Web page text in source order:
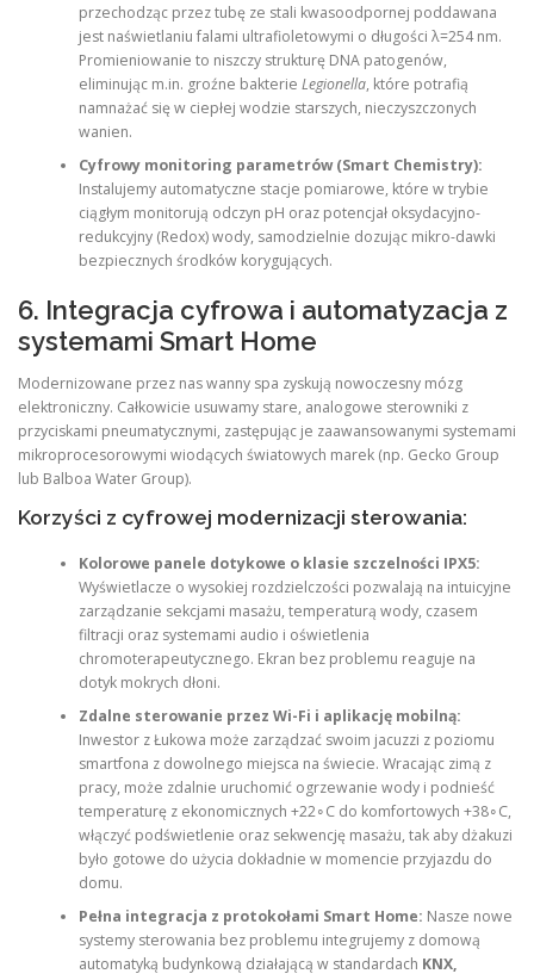
przechodząc przez tubę ze stali kwasoodpornej poddawana
jest naświetlaniu falami ultrafioletowymi o długości λ=254 nm.
Promieniowanie to niszczy strukturę DNA patogenów,
eliminując m.in. groźne bakterie Legionella, które potrafią
namnażać się w ciepłej wodzie starszych, nieczyszczonych
wanien.
Cyfrowy monitoring parametrów (Smart Chemistry):
Instalujemy automatyczne stacje pomiarowe, które w trybie
ciągłym monitorują odczyn pH oraz potencjał oksydacyjno-
redukcyjny (Redox) wody, samodzielnie dozując mikro-dawki
bezpiecznych środków korygujących.
6. Integracja cyfrowa i automatyzacja z
systemami Smart Home
Modernizowane przez nas wanny spa zyskują nowoczesny mózg
elektroniczny. Całkowicie usuwamy stare, analogowe sterowniki z
przyciskami pneumatycznymi, zastępując je zaawansowanymi systemami
mikroprocesorowymi wiodących światowych marek (np. Gecko Group
lub Balboa Water Group).
Korzyści z cyfrowej modernizacji sterowania:
Kolorowe panele dotykowe o klasie szczelności IPX5:
Wyświetlacze o wysokiej rozdzielczości pozwalają na intuicyjne
zarządzanie sekcjami masażu, temperaturą wody, czasem
filtracji oraz systemami audio i oświetlenia
chromoterapeutycznego. Ekran bez problemu reaguje na
dotyk mokrych dłoni.
Zdalne sterowanie przez Wi-Fi i aplikację mobilną:
Inwestor z Łukowa może zarządzać swoim jacuzzi z poziomu
smartfona z dowolnego miejsca na świecie. Wracając zimą z
pracy, może zdalnie uruchomić ogrzewanie wody i podnieść
temperaturę z ekonomicznych +22∘C do komfortowych +38∘C,
włączyć podświetlenie oraz sekwencję masażu, tak aby dżakuzi
było gotowe do użycia dokładnie w momencie przyjazdu do
domu.
Pełna integracja z protokołami Smart Home: Nasze nowe
systemy sterowania bez problemu integrujemy z domową
automatyką budynkową działającą w standardach KNX,